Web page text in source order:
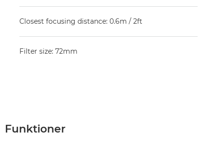
Closest focusing distance: 0.6m / 2ft
Filter size: 72mm
Funktioner